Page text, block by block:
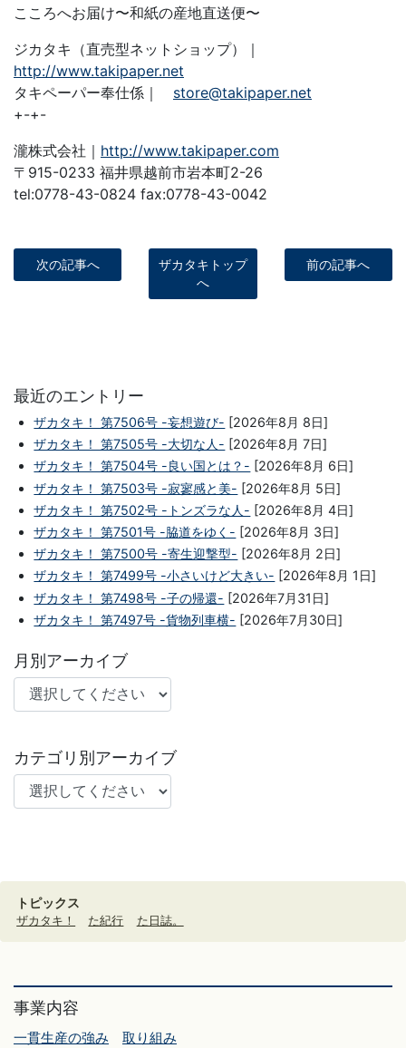
こころへお届け〜和紙の産地直送便〜
ジカタキ（直売型ネットショップ）｜
http://www.takipaper.net
タキペーパー奉仕係｜ store@takipaper.net
+-+-
瀧株式会社｜ http://www.takipaper.com
〒915-0233 福井県越前市岩本町2-26
tel:0778-43-0824 fax:0778-43-0042
次の記事へ
ザカタキトップ
へ
前の記事へ
最近のエントリー
ザカタキ！ 第7506号 -妄想遊び- [2026年8月 8日]
ザカタキ！ 第7505号 -大切な人- [2026年8月 7日]
ザカタキ！ 第7504号 -良い国とは？- [2026年8月 6日]
ザカタキ！ 第7503号 -寂寥感と美- [2026年8月 5日]
ザカタキ！ 第7502号 -トンズラな人- [2026年8月 4日]
ザカタキ！ 第7501号 -脇道をゆく- [2026年8月 3日]
ザカタキ！ 第7500号 -寄生迎撃型- [2026年8月 2日]
ザカタキ！ 第7499号 -小さいけど大きい- [2026年8月 1日]
ザカタキ！ 第7498号 -子の帰還- [2026年7月31日]
ザカタキ！ 第7497号 -貨物列車横- [2026年7月30日]
月別アーカイブ
カテゴリ別アーカイブ
トピックス
ザカタキ！ た紀行 た日誌。
事業内容
一貫生産の強み 取り組み